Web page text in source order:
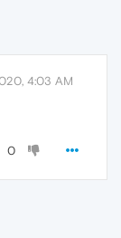
4:03 AM
0